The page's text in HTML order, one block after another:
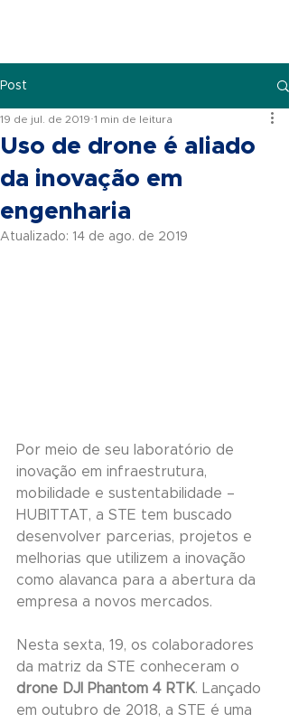
Post
Uso de drone é aliado
da inovação em
engenharia
19 de jul. de 2019 1 min de leitura
Atualizado: 14 de ago. de 2019
Por meio de seu laboratório de
inovação em infraestrutura,
mobilidade e sustentabilidade –
HUBITTAT, a STE tem buscado
desenvolver parcerias, projetos e
melhorias que utilizem a inovação
como alavanca para a abertura da
empresa a novos mercados.
Nesta sexta, 19, os colaboradores
da matriz da STE conheceram o
drone DJI Phantom 4 RTK. Lançado
em outubro de 2018, a STE é uma